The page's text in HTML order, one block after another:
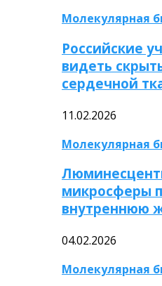
Молекулярная
Российские
видеть
сердечной
11.02.2026
Молекулярная
микросферы
внутреннюю
04.02.2026
Молекулярная